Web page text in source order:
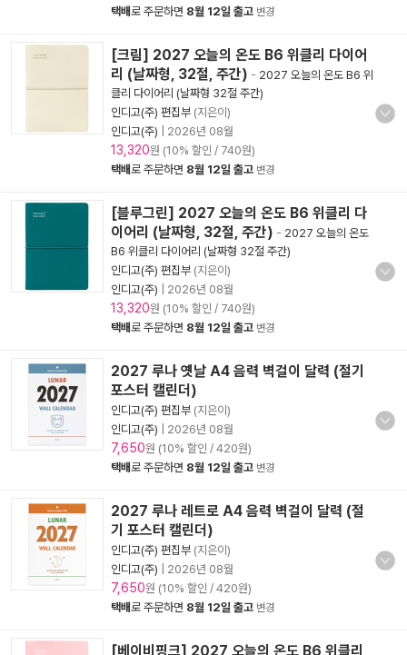
택배로 주문하면 8월 12일 출고 변경
[크림] 2027 오늘의 온도 B6 위클리 다이어
리 (날짜형, 32절, 주간) - 2027 오늘의 온도 B6 위
클리 다이어리 (날짜형 32절 주간)
인디고(주) 편집부 (지은이)
인디고(주)
2026년 08월
13,320원 (10% 할인 / 740원)
택배로 주문하면 8월 12일 출고 변경
[블루그린] 2027 오늘의 온도 B6 위클리 다
이어리 (날짜형, 32절, 주간) - 2027 오늘의 온도
B6 위클리 다이어리 (날짜형 32절 주간)
인디고(주) 편집부 (지은이)
인디고(주)
2026년 08월
13,320원 (10% 할인 / 740원)
택배로 주문하면 8월 12일 출고 변경
2027 루나 옛날 A4 음력 벽걸이 달력 (절기
포스터 캘린더)
인디고(주) 편집부 (지은이)
인디고(주)
2026년 08월
7,650원 (10% 할인 / 420원)
택배로 주문하면 8월 12일 출고 변경
2027 루나 레트로 A4 음력 벽걸이 달력 (절
기 포스터 캘린더)
인디고(주) 편집부 (지은이)
인디고(주)
2026년 08월
7,650원 (10% 할인 / 420원)
택배로 주문하면 8월 12일 출고 변경
[베이비핑크] 2027 오늘의 온도 B6 위클리